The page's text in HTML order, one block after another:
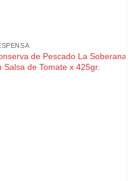
cantidad
de Pescado La Soberana
Salsa de Tomate x 425gr.